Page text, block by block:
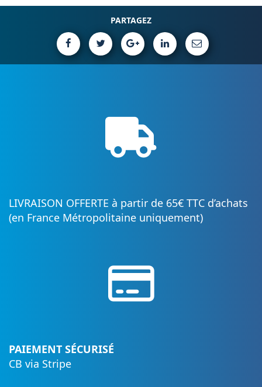
PARTAGEZ
LIVRAISON OFFERTE à partir de 65€ TTC d’achats
(en France Métropolitaine uniquement)
PAIEMENT SÉCURISÉ
CB via Stripe